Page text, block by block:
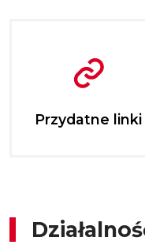
Przydatne linki